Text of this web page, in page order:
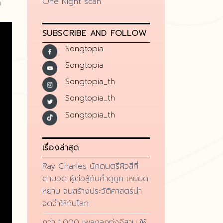
SUBSCRIBE AND FOLLOW
Songtopia
Songtopia
Songtopia_th
Songtopia_th
Songtopia_th
เรื่องล่าสุด
Ray Charles นักดนตรีผิวสีที่
ตาบอด ผู้ต่อสู้กับคำดูถูก เหยียด
หยาม จนสร้างประวัติศาสตร์น่า
จดจำให้กับโลก